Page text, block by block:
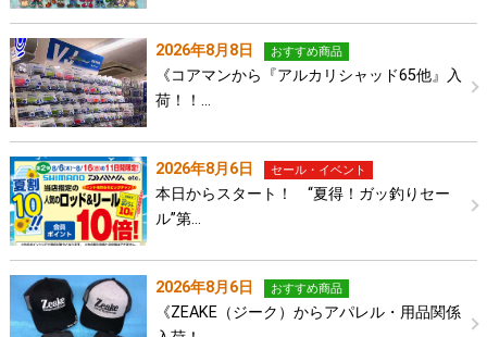
2026年8月8日 おすすめ商品
《コアマンから『アルカリシャッド65他』入
荷！！…
2026年8月6日 セール・イベント
本日からスタート！ “夏得！ガッ釣りセー
ル”第…
2026年8月6日 おすすめ商品
《ZEAKE（ジーク）からアパレル・用品関係